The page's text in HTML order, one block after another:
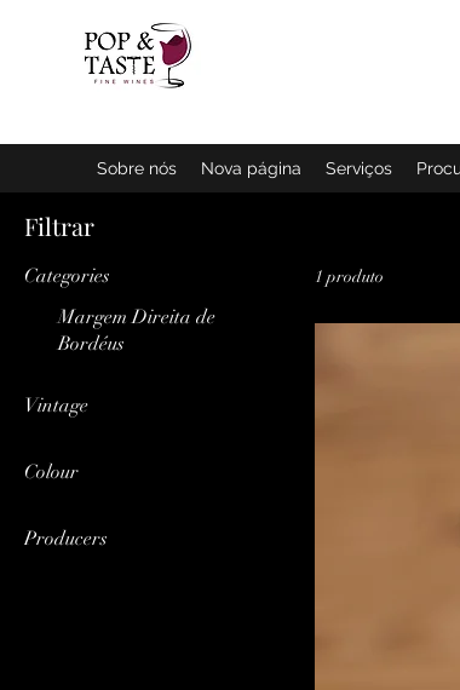
Sobre nós Nova página Serviços
Página
Filtrar
Categories
Margem Direita de
Bordéus
Vintage
Colour
Producers
1 produto